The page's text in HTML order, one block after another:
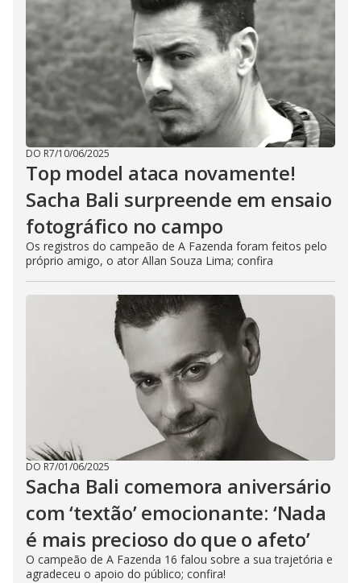
DO R7/10/06/2025
Top model ataca novamente!
Sacha Bali surpreende em ensaio
fotográfico no campo
Os registros do campeão de A Fazenda foram feitos pelo
próprio amigo, o ator Allan Souza Lima; confira
DO R7/01/06/2025
Sacha Bali comemora aniversário
com ‘textão’ emocionante: ‘Nada
é mais precioso do que o afeto’
O campeão de A Fazenda 16 falou sobre a sua trajetória e
agradeceu o apoio do público; confira!